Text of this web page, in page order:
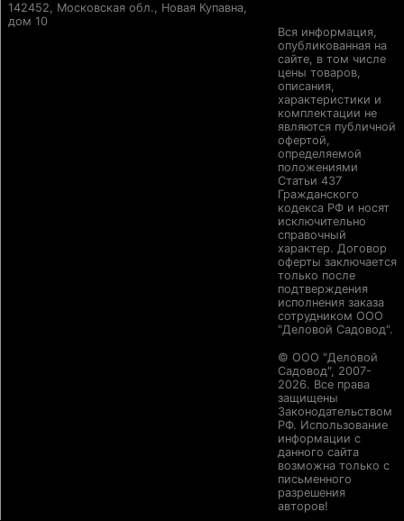
142452, Московская обл., Новая Купавна,
дом 10
Вся информация,
опубликованная на
сайте, в том числе
цены товаров,
описания,
характеристики и
комплектации не
являются публичной
офертой,
определяемой
положениями
Статьи 437
Гражданского
кодекса РФ и носят
исключительно
справочный
характер. Договор
оферты заключается
только после
подтверждения
исполнения заказа
сотрудником ООО
"Деловой Садовод".
© ООО "Деловой
Садовод", 2007-
2026. Все права
защищены
Законодательством
РФ. Использование
информации с
данного сайта
возможна только с
письменного
разрешения
авторов!